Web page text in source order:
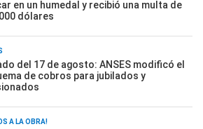
en un humedal y recibió una multa de
dólares
del 17 de agosto: ANSES modificó el
de cobros para jubilados y
A LA OBRA!